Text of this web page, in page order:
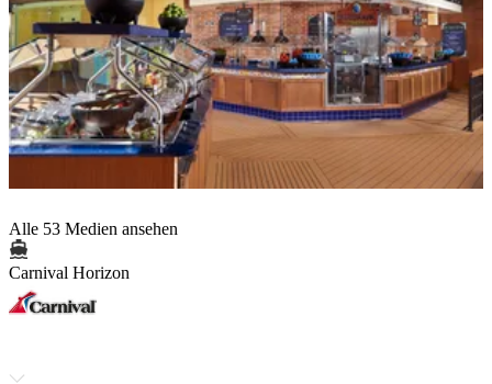
Alle 53 Medien ansehen
Carnival Horizon